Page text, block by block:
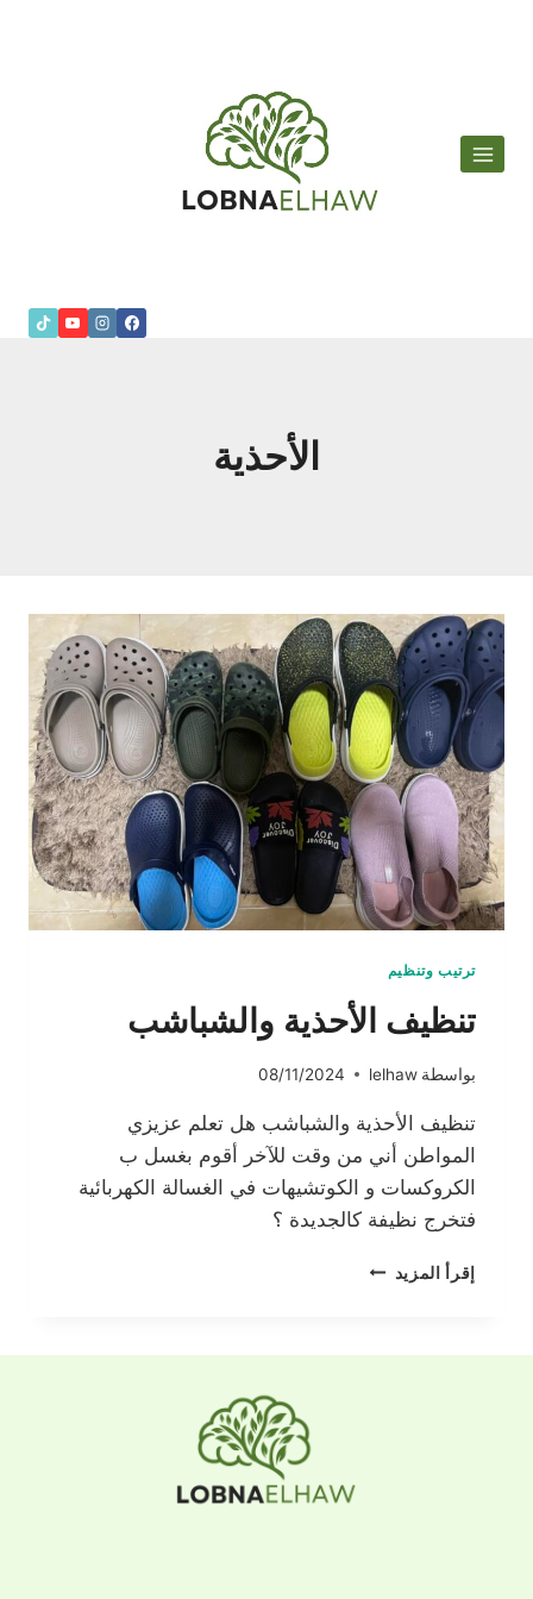
الأحذية
ترتيب وتنظيم
تنظيف الأحذية والشباشب
بواسطة lelhaw
08/11/2024
تنظيف الأحذية والشباشب هل تعلم عزيزي
المواطن أني من وقت للآخر أقوم بغسل ب
الكروكسات و الكوتشيهات في الغسالة الكهربائية
فتخرج نظيفة كالجديدة ؟
إقرأ المزيد تنظيف